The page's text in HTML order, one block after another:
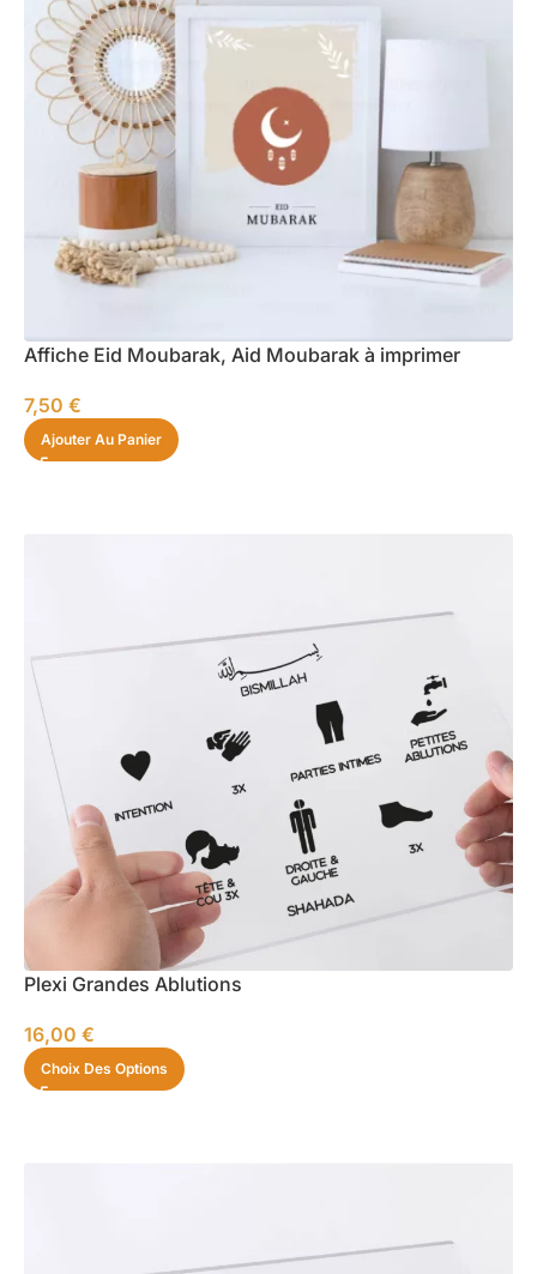
Affiche Eid Moubarak, Aid Moubarak à imprimer
7,50 €
Ajouter Au Panier
Plexi Grandes Ablutions
16,00 €
Choix Des Options